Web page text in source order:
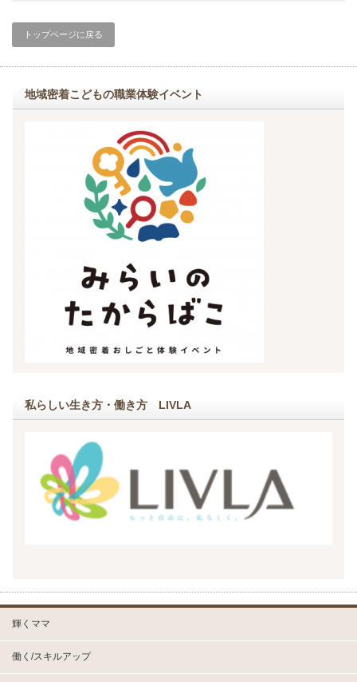
トップページに戻る
地域密着こどもの職業体験イベント
私らしい生き方・働き方 LIVLA
輝くママ
働く/スキルアップ